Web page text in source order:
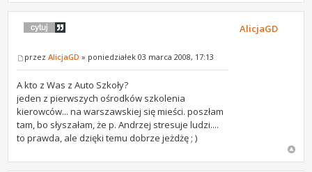
przezAlicjaGD » poniedziałek 03 marca 2008, 17:13
A kto z Was z Auto Szkoły?
jeden z pierwszych ośrodków szkolenia
kierowców... na warszawskiej się mieści. poszłam
tam, bo słyszałam, że p. Andrzej stresuje ludzi....
to prawda, ale dzięki temu dobrze jeżdżę ; )
AlicjaGD